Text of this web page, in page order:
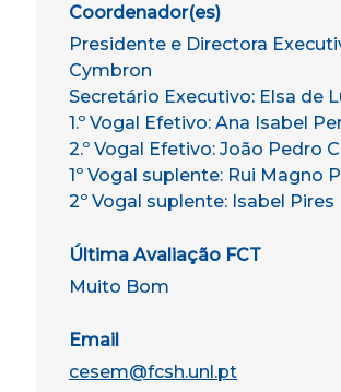
Coordenador(es)
Presidente e Directora
Cymbron
Secretário Executivo: Elsa de
1.º Vogal Efetivo: Ana Isabel
2.º Vogal Efetivo: João Pedro
1º Vogal suplente: Rui Magno
2º Vogal suplente: Isabel Pires
Última Avaliação FCT
Muito Bom
Email
cesem@fcsh.unl.pt